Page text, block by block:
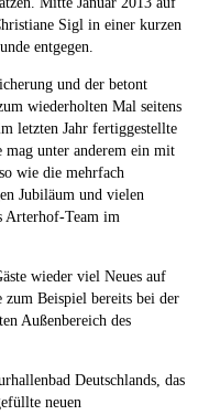
Sigl in einer kurzen
entgegen.
und der betont
wiederholten Mal seitens
letzten Jahr fertiggestellte
unter anderem ein mit
wie die mehrfach
Jubiläum und vielen
Arterhof-Team im
wieder viel Neues auf
Beispiel bereits bei der
Außenbereich des
Deutschlands, das
neuen